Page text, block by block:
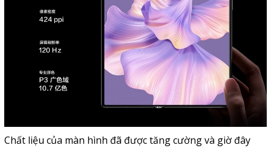
Chất liệu của màn hình đã được tăng cường và giờ đây